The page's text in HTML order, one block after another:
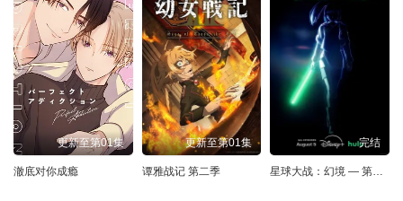
更新至第01集
澈底对你成瘾
更新至第01集
谭雅战记 第二季
完结
星球大战：幻境 — 第九个绝地武士